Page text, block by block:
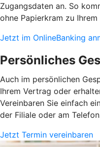
Zugangsdaten an. So
ohne Papierkram zu Ihrem
Jetzt im OnlineBanking
Persönliches
Auch im persönlichen
Ihrem Vertrag oder
Vereinbaren Sie einfach
der Filiale oder am
Jetzt Termin vereinbaren